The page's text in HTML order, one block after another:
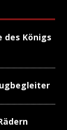
des Königs